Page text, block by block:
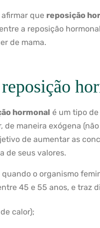
afirmar que reposição
a reposição
de mama.
hormonal é um tipo
de maneira exógena
de aumentar as
de seus valores.
o organismo
45 e 55 anos, e traz
calor);